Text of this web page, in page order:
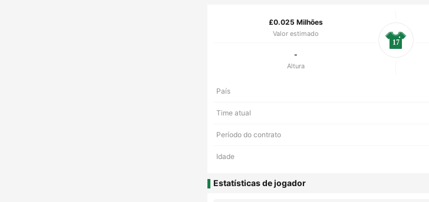
£0.025 Milhões
Valor estimado
-
Altura
17
País
Time atual
Período do contrato
Idade
Estatísticas de jogador